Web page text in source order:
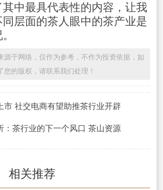
中最具代表性的内容，让我
层面的茶人眼中的茶产业是
源于网络，仅作为参考，不作为投资依据，如
的版权，请联系我们处理！
市 社交电商有望助推茶行业开辟
：茶行业的下一个风口 茶山资源
相关推荐